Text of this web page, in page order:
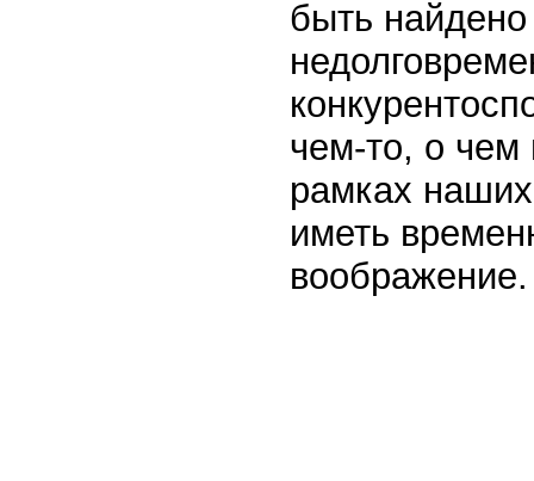
быть найдено
чем-то, о
рамках
иметь
воображение.